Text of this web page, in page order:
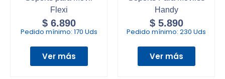
Flexi
$6.890
Pedido mínimo: 170 Uds
Ver más
Handy
$5.890
Pedido mínimo: 230 Uds
Ver más